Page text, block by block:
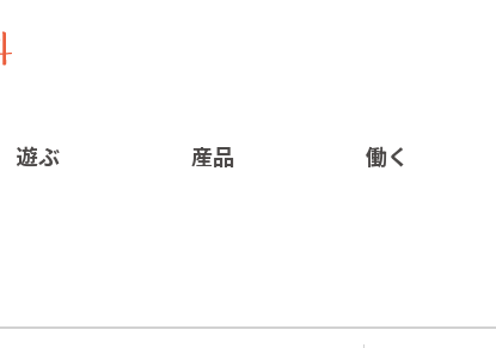
遊ぶ 産品 働く